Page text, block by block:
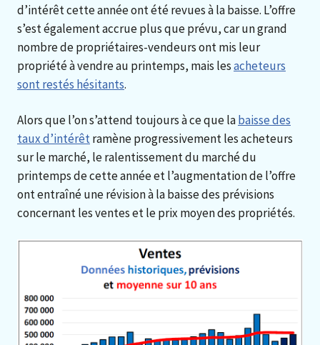
d’intérêt cette année ont été revues à la baisse. L’offre
s’est également accrue plus que prévu, car un grand
nombre de propriétaires-vendeurs ont mis leur
propriété à vendre au printemps, mais lesacheteurs
sont restés hésitants.
Alors que l’on s’attend toujours à ce que labaisse des
taux d’intérêtramène progressivement les acheteurs
sur le marché, le ralentissement du marché du
printemps de cette année et l’augmentation de l’offre
ont entraîné une révision à la baisse des prévisions
concernant les ventes et le prix moyen des propriétés.